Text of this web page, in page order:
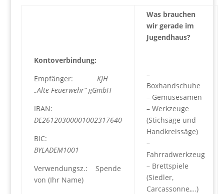
Kontoverbindung:
Empfänger: KJH
„Alte Feuerwehr“ gGmbH
IBAN:
DE26120300001002317640
BIC:
BYLADEM1001
Verwendungsz.: Spende
von (Ihr Name)
Was brauchen
wir gerade im
Jugendhaus?
–
Boxhandschuhe
– Gemüsesamen
– Werkzeuge
(Stichsäge und
Handkreissäge)
–
Fahrradwerkzeug
– Brettspiele
(Siedler,
Carcassonne,…)